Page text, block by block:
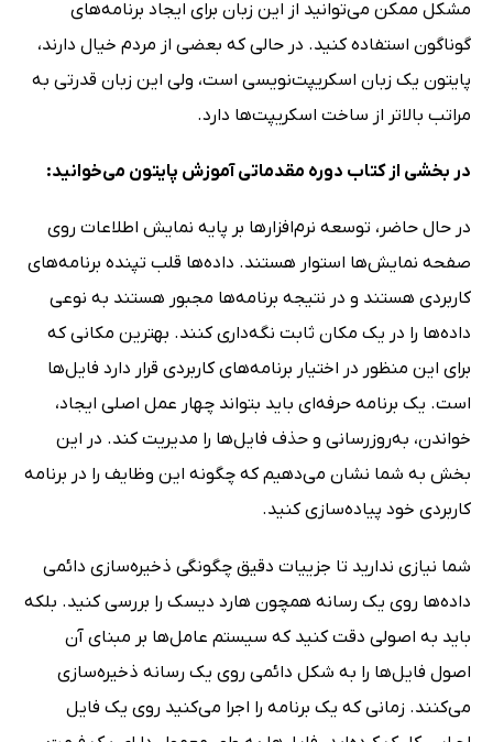
مشکل ممکن می‌توانید از این زبان برای ایجاد برنامه‌های
گوناگون استفاده کنید. در حالی که بعضی از مردم خیال دارند،
پایتون یک زبان اسکریپت‌نویسی است، ولی این زبان قدرتی به
مراتب بالاتر از ساخت اسکریپت‌ها دارد.
در بخشی از کتاب دوره مقدماتی آموزش پایتون می‌خوانید:
در حال حاضر، توسعه نرم‌افزارها بر پایه نمایش اطلاعات روی
صفحه نمایش‌ها استوار هستند. داده‌ها قلب تپنده برنامه‌های
کاربردی هستند و در نتیجه برنامه‌ها مجبور هستند به نوعی
داده‌ها را در یک مکان ثابت نگه‌داری کنند. بهترین مکانی که
برای این منظور در اختیار برنامه‌های کاربردی قرار دارد فایل‌ها
است. یک برنامه حرفه‌ای باید بتواند چهار عمل اصلی ایجاد،
خواندن، به‌روزرسانی و حذف فایل‌ها را مدیریت کند. در این
بخش به شما نشان می‌دهیم که چگونه این وظایف را در برنامه
کاربردی خود پیاده‌سازی کنید.
شما نیازی ندارید تا جزییات دقیق چگونگی ذخیره‌سازی دائمی
داده‌ها روی یک رسانه همچون هارد دیسک را بررسی کنید. بلکه
باید به اصولی دقت کنید که سیستم‌ عامل‌ها بر مبنای آن
اصول فایل‌ها را به شکل دائمی روی یک رسانه ذخیره‌سازی
می‌کنند. زمانی که یک برنامه را اجرا می‌کنید روی یک فایل